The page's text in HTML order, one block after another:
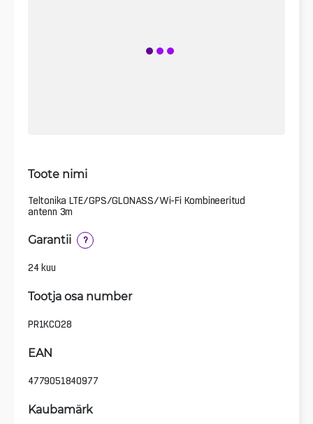
Toote nimi
Teltonika LTE/GPS/GLONASS/Wi-Fi Kombineeritud
antenn 3m
Garantii ?
24 kuu
Tootja osa number
PR1KCO28
EAN
4779051840977
Kaubamärk